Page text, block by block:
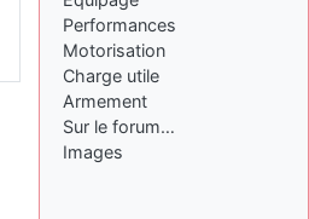
avion@,._,+ > lesquels ? je
ne suis pas sûr de
comprendre
d9pouces
1 semaine: ouakamois > si tu
parles du sujet sur l'Armée
Performances
Motorisation
Charge utile
Armement
Sur le forum…
Images